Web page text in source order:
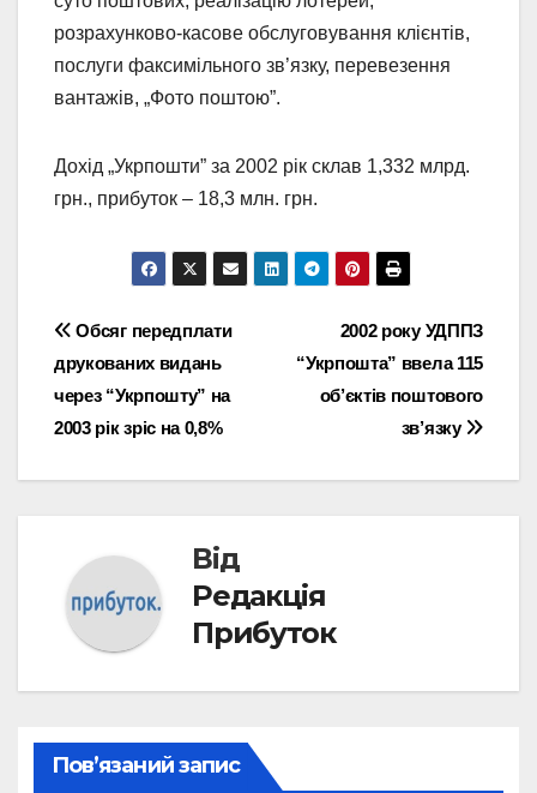
розрахунково-касове обслуговування клієнтів,
послуги факсимільного зв’язку, перевезення
вантажів, „Фото поштою”.
Дохід „Укрпошти” за 2002 рік склав 1,332 млрд.
грн., прибуток – 18,3 млн. грн.
Навігація
записів
2002 року УДППЗ
“Укрпошта” ввела 115
об’єктів поштового
зв’язку
Обсяг передплати
друкованих видань
через “Укрпошту” на
2003 рік зріс на 0,8%
Від
Редакція
Прибуток
Пов’язаний запис